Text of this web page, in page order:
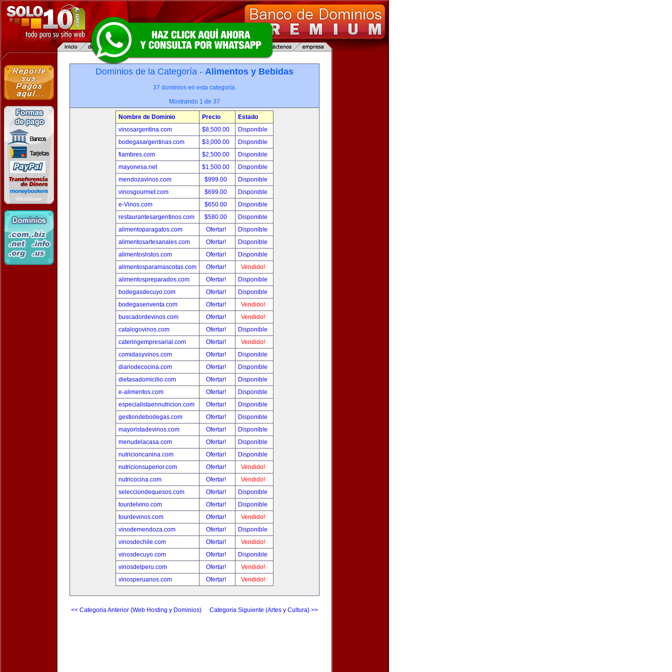
Dominios de la Categoría - Alimentos y Bebidas
37 dominios en esta categoría.
Mostrando 1 de 37
Nombre de Dominio Precio
Estado
vinosargentina.com
$8,500.00
Disponible
bodegasargentinas.com
$3,000.00
Disponible
fiambres.com
$2,500.00
Disponible
mayonesa.net
$1,500.00
Disponible
mendozavinos.com
$999.00
Disponible
vinosgourmet.com
$699.00
Disponible
e-Vinos.com
$650.00
Disponible
restaurantesargentinos.com
$580.00
Disponible
alimentoparagatos.com
Ofertar!
Disponible
alimentosartesanales.com
Ofertar!
Disponible
alimentoslistos.com
Ofertar!
Disponible
alimentosparamascotas.com
Ofertar!
Vendido!
alimentospreparados.com
Ofertar!
Disponible
bodegasdecuyo.com
Ofertar!
Disponible
bodegasenventa.com
Ofertar!
Vendido!
buscadordevinos.com
Ofertar!
Vendido!
catalogovinos.com
Ofertar!
Disponible
cateringempresarial.com
Ofertar!
Vendido!
comidasyvinos.com
Ofertar!
Disponible
diariodecocina.com
Ofertar!
Disponible
dietasadomicilio.com
Ofertar!
Disponible
e-alimentos.com
Ofertar!
Disponible
especialistaennutricion.com
Ofertar!
Disponible
gestiondebodegas.com
Ofertar!
Disponible
mayoristadevinos.com
Ofertar!
Disponible
menudelacasa.com
Ofertar!
Disponible
nutricioncanina.com
Ofertar!
Disponible
nutricionsuperior.com
Ofertar!
Vendido!
nutricocina.com
Ofertar!
Vendido!
selecciondequesos.com
Ofertar!
Disponible
tourdelvino.com
Ofertar!
Disponible
tourdevinos.com
Ofertar!
Vendido!
vinodemendoza.com
Ofertar!
Disponible
vinosdechile.com
Ofertar!
Vendido!
vinosdecuyo.com
Ofertar!
Disponible
vinosdelperu.com
Ofertar!
Vendido!
vinosperuanos.com
Ofertar! Vendido!
<< Categoria Anterior (Web Hosting y Dominios) Categoria Siguiente (Artes y Cultura) >>